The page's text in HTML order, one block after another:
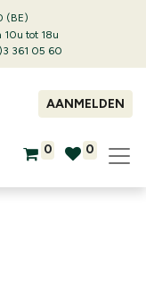
(BE)
10u tot 18u
361 05 60
AANMELDEN
0 0